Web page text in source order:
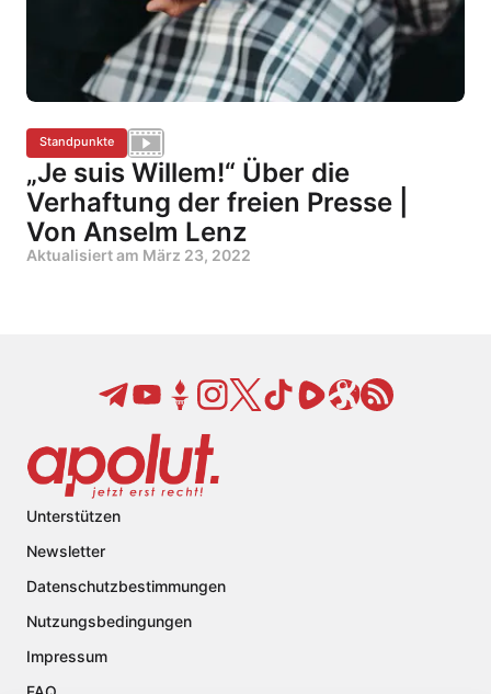
Standpunkte
„Je suis Willem!“ Über die
Verhaftung der freien Presse |
Von Anselm Lenz
Aktualisiert am März 23, 2022
Unterstützen
Newsletter
Datenschutzbestimmungen
Nutzungsbedingungen
Impressum